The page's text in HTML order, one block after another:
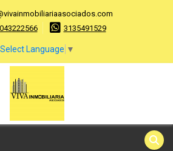
3135491529
Select Language ▼